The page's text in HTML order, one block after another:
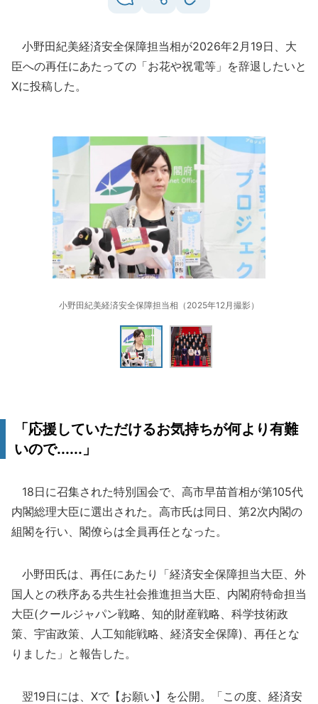
小野田紀美経済安全保障担当相が2026年2月19日、大
臣への再任にあたっての「お花や祝電等」を辞退したいと
Xに投稿した。
小野田紀美経済安全保障担当相（2025年12月撮影）
「応援していただけるお気持ちが何より有難
いので......」
18日に召集された特別国会で、高市早苗首相が第105代
内閣総理大臣に選出された。高市氏は同日、第2次内閣の
組閣を行い、閣僚らは全員再任となった。
小野田氏は、再任にあたり「経済安全保障担当大臣、外
国人との秩序ある共生社会推進担当大臣、内閣府特命担当
大臣(クールジャパン戦略、知的財産戦略、科学技術政
策、宇宙政策、人工知能戦略、経済安全保障)、再任とな
りました」と報告した。
翌19日には、Xで【お願い】を公開。「この度、経済安